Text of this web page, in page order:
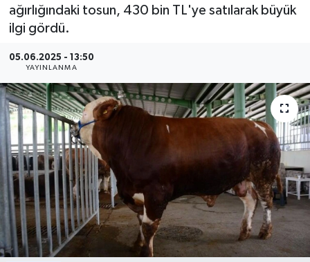
ağırlığındaki tosun, 430 bin TL'ye satılarak büyük
ilgi gördü.
05.06.2025 - 13:50
YAYINLANMA
Ekonomi
Haber Arşivi